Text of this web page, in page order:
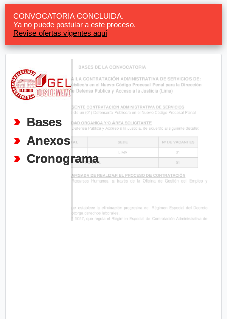
CONVOCATORIA CONCLUIDA.
Ya no puede postular a este proceso.
Revise ofertas vigentes aquí
Bases
Anexos
Cronograma